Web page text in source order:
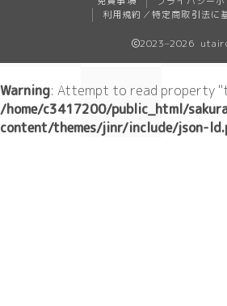
ダーク/ホラー
New Year
Valentine
利用規約／特定商取引法に
2023–2026
Warning: Attempt to read property
/home/c3417200/public_html/
content/themes/jinr/include/json-